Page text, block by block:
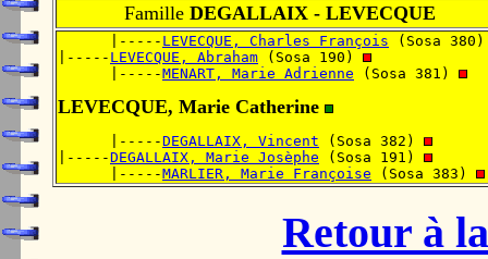
Famille DEGALLAIX - LEVECQUE
      |-----
LEVECQUE, Charles François (Sosa
|----- LEVECQUE, Abraham (Sosa 190)
      |-----
MENART, Marie Adrienne (Sosa 381)
LEVECQUE, Marie Catherine
      |-----
DEGALLAIX, Vincent (Sosa 382)
|-----DEGALLAIX, Marie Josèphe (Sosa 191)
      |-----
MARLIER, Marie Françoise (Sosa 383)
Retour à